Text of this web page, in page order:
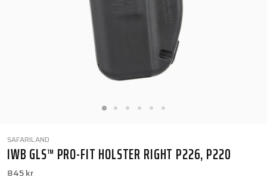
SAFARILAND
IWB GLS™ PRO-FIT HOLSTER RIGHT P226, P220
845 kr